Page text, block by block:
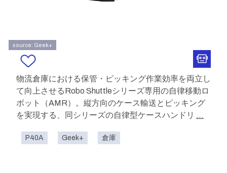
source: Geek+
物流倉庫における保管・ピッキング作業効率を両立し
て向上させるRobo Shuttleシリーズ専用の自律移動ロ
ボット（AMR）。縦方向のケース輸送とピッキング
を実現する、同シリーズの自律型ケースハンドリ ...
P40A Geek+ 倉庫